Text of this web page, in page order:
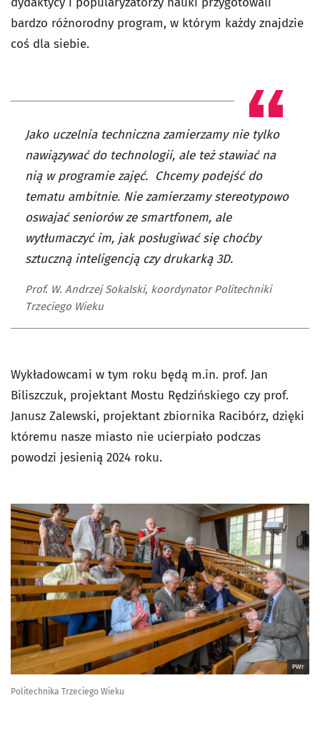
bardzo różnorodny program, w którym każdy znajdzie
coś dla siebie.
Jako uczelnia techniczna zamierzamy nie tylko
nawiązywać do technologii, ale też stawiać na
nią w programie zajęć. Chcemy podejść do
tematu ambitnie. Nie zamierzamy stereotypowo
oswajać seniorów ze smartfonem, ale
wytłumaczyć im, jak posługiwać się choćby
sztuczną inteligencją czy drukarką 3D.
Prof. W. Andrzej Sokalski, koordynator Politechniki
Trzeciego Wieku
Wykładowcami w tym roku będą m.in. prof. Jan
Biliszczuk, projektant Mostu Rędzińskiego czy prof.
Janusz Zalewski, projektant zbiornika Racibórz, dzięki
któremu nasze miasto nie ucierpiało podczas
powodzi jesienią 2024 roku.
PWr
Politechnika Trzeciego Wieku